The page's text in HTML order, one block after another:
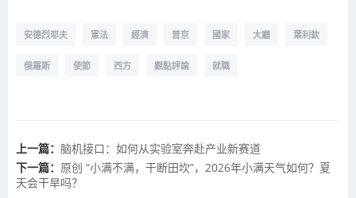
安德烈耶夫 憲法 經濟 普京 國家 大廳 葉利欽
俄羅斯 使節 西方 觀點評論 就職
上一篇： 脑机接口：如何从实验室奔赴产业新赛道
下一篇： 原创 “小满不满，干断田坎”，2026年小满天气如何？夏
天会干旱吗？